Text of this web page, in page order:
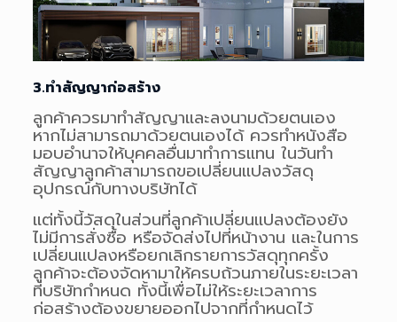
3.ทำสัญญาก่อสร้าง
ลูกค้าควรมาทำสัญญาและลงนามด้วยตนเอง
หากไม่สามารถมาด้วยตนเองได้ ควรทำหนังสือ
มอบอำนาจให้บุคคลอื่นมาทำการแทน ในวันทำ
สัญญาลูกค้าสามารถขอเปลี่ยนแปลงวัสดุ
อุปกรณ์กับทางบริษัทได้
แต่ทั้งนี้วัสดุในส่วนที่ลูกค้าเปลี่ยนแปลงต้องยัง
ไม่มีการสั่งซื้อ หรือจัดส่งไปที่หน้างาน และในการ
เปลี่ยนแปลงหรือยกเลิกรายการวัสดุทุกครั้ง
ลูกค้าจะต้องจัดหามาให้ครบถ้วนภายในระยะเวลา
ที่บริษัทกำหนด ทั้งนี้เพื่อไม่ให้ระยะเวลาการ
ก่อสร้างต้องขยายออกไปจากที่กำหนดไว้